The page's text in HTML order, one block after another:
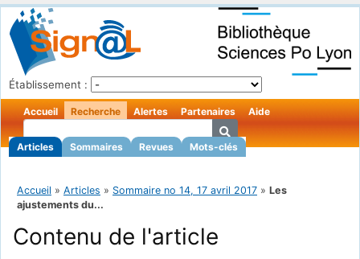
Établissement :
Accueil Recherche
Articles Sommaires Revues Mots-clés
Alertes Partenaires Aide
Accueil » Articles » Sommaire no 14, 17 avril 2017 » Les
ajustements du...
Contenu de l'article